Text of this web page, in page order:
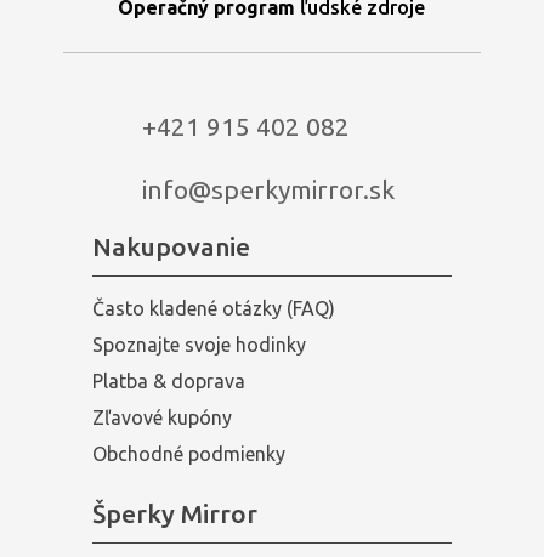
Operačný program ľudské zdroje
+421 915 402 082
info@sperkymirror.sk
Nakupovanie
Často kladené otázky (FAQ)
Spoznajte svoje hodinky
Platba & doprava
Zľavové kupóny
Obchodné podmienky
Šperky Mirror